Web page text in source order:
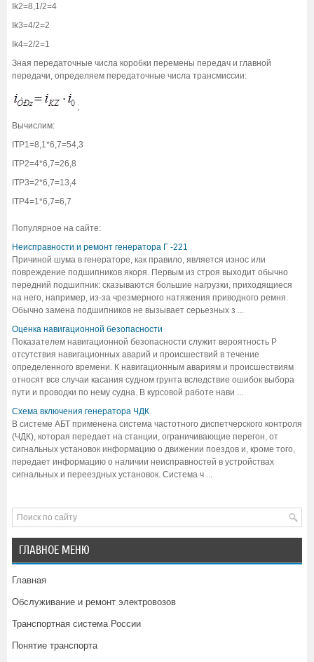
Ik2=8,1/2=4
Ik3=4/2=2
Ik4=2/2=1
Зная передаточные числа коробки перемены передач и главной
передачи, определяем передаточные числа трансмиссии:
;
Вычислим:
ITP1=8,1*6,7=54,3
ITP2=4*6,7=26,8
ITP3=2*6,7=13,4
ITP4=1*6,7=6,7
Популярное на сайте:
Неисправности и ремонт генератора Г -221
Причиной шума в генераторе, как правило, является износ или
повреждение подшипников якоря. Первым из строя выходит обычно
передний подшипник: сказываются большие нагрузки, приходящиеся
на него, например, из-за чрезмерного натяжения приводного ремня.
Обычно замена подшипников не вызывает серьезных з ...
Оценка навигационной безопасности
Показателем навигационной безопасности служит вероятность Р
отсутствия навигационных аварий и происшествий в течение
определенного времени. К навигационным авариям и происшествиям
относят все случаи касания судном грунта вследствие ошибок выбора
пути и проводки по нему судна. В курсовой работе нави ...
Схема включения генератора ЧДК
В системе АБТ применена система частотного диспетчерского контроля
(ЧДК), которая передает на станции, ограничивающие перегон, от
сигнальных установок информацию о движении поездов и, кроме того,
передает информацию о наличии неисправностей в устройствах
сигнальных и переездных установок. Система ч ...
ГЛАВНОЕ МЕНЮ
Главная
Обслуживание и ремонт электровозов
Транспортная система России
Понятие транспорта